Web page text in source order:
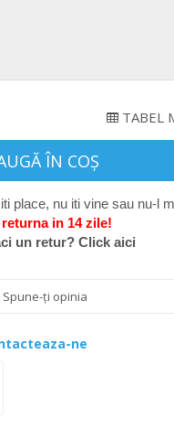
TABEL
ÎN COŞ
place, nu iti vine sau nu-l
returna in 14 zile!
un retur? Click aici
Spune-ţi opinia
ne